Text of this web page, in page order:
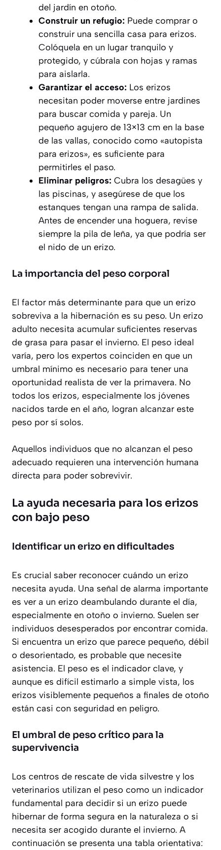
del jardín en otoño.
Construir un refugio: Puede comprar o
construir una sencilla casa para erizos.
Colóquela en un lugar tranquilo y
protegido, y cúbrala con hojas y ramas
para aislarla.
Garantizar el acceso: Los erizos
necesitan poder moverse entre jardines
para buscar comida y pareja. Un
pequeño agujero de 13×13 cm en la base
de las vallas, conocido como «autopista
para erizos», es suficiente para
permitirles el paso.
Eliminar peligros: Cubra los desagües y
las piscinas, y asegúrese de que los
estanques tengan una rampa de salida.
Antes de encender una hoguera, revise
siempre la pila de leña, ya que podría ser
el nido de un erizo.
La importancia del peso corporal
El factor más determinante para que un erizo
sobreviva a la hibernación es su peso. Un erizo
adulto necesita acumular suficientes reservas
de grasa para pasar el invierno. El peso ideal
varía, pero los expertos coinciden en que un
umbral mínimo es necesario para tener una
oportunidad realista de ver la primavera. No
todos los erizos, especialmente los jóvenes
nacidos tarde en el año, logran alcanzar este
peso por sí solos.
Aquellos individuos que no alcanzan el peso
adecuado requieren una intervención humana
directa para poder sobrevivir.
La ayuda necesaria para los erizos
con bajo peso
Identificar un erizo en dificultades
Es crucial saber reconocer cuándo un erizo
necesita ayuda. Una señal de alarma importante
es ver a un erizo deambulando durante el día,
especialmente en otoño o invierno. Suelen ser
individuos desesperados por encontrar comida.
Si encuentra un erizo que parece pequeño, débil
o desorientado, es probable que necesite
asistencia. El peso es el indicador clave, y
aunque es difícil estimarlo a simple vista, los
erizos visiblemente pequeños a finales de otoño
están casi con seguridad en peligro.
El umbral de peso crítico para la
supervivencia
Los centros de rescate de vida silvestre y los
veterinarios utilizan el peso como un indicador
fundamental para decidir si un erizo puede
hibernar de forma segura en la naturaleza o si
necesita ser acogido durante el invierno. A
continuación se presenta una tabla orientativa: